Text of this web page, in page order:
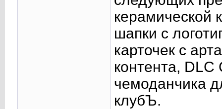
керамической
шапки с
карточек с
контента, DLC
чемоданчика
клубЪ.